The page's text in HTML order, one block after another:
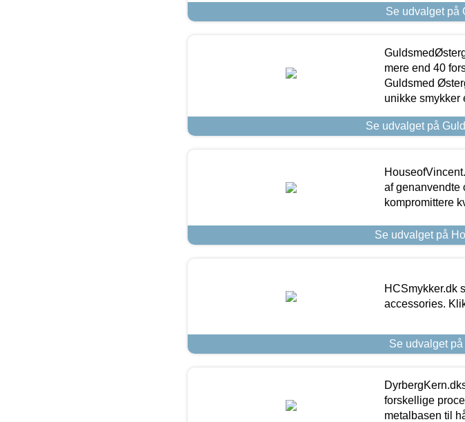
Se udvalget på
mere end 40
Guldsmed
unikke smykker
Se udvalget på
af genanvendte
kompromittere
Se udvalget på
HCSmykker.dk
accessories.
Se udvalget
forskellige
metalbasen til